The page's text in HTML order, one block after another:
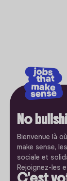
No
Bienvenue là
make sense,
sociale et
Rejoignez-les